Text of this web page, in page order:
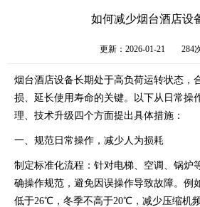
如何减少烟台酒店设
更新：2026-01-21 284
烟台酒店设备长期处于高负荷运转状态，
损、延长使用寿命的关键。以下从日常操
理、技术升级四个方面提出具体措施：
一、规范日常操作，减少人为损耗
制定标准化流程：针对电梯、空调、锅炉
确操作规范，避免因误操作导致故障。例
低于26℃，冬季不高于20℃，减少压缩机频